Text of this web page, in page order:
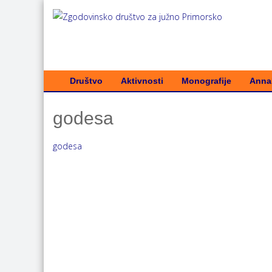
Društvo Aktivnosti Monografije
godesa
godesa